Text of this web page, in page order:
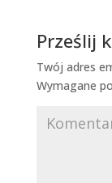
Prześlij
Twój adres
Wymagane